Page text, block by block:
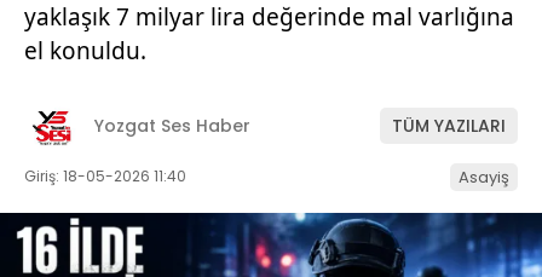
yaklaşık 7 milyar lira değerinde mal varlığına
el konuldu.
Yozgat Ses Haber TÜM YAZILARI
Giriş: 18-05-2026 11:40 Asayiş